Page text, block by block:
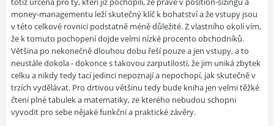
money-managementu leží skutečný klíč k bohatství a že vstupy jsou
v této celkové rovnici podstatně méně důležité. Z vlastního okolí vím,
že k tomuto pochopení dojde velmi nízké procento obchodníků.
Většina po nekonečně dlouhou dobu řeší pouze a jen vstupy, a to
neustále dokola - dokonce s takovou zarputilostí, že jim uniká zbytek
celku a nikdy tedy tací jedinci nepoznají a nepochopí, jak skutečně v
trzích vydělávat. Pro drtivou většinu tedy bude kniha jen velmi těžké
čtení plné tabulek a matematiky, ze kterého nebudou schopni
vyvodit pro sebe nějaké funkční a praktické závěry.